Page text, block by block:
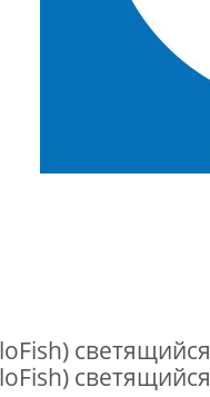
светящийся
светящийся